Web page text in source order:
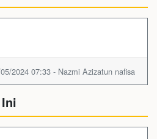
2024 07:33 - Nazmi Azizatun nafisa